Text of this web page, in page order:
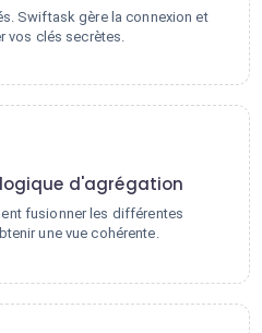
Swiftask gère la connexion et
vos clés secrètes.
logique d'agrégation
fusionner les différentes
une vue cohérente.